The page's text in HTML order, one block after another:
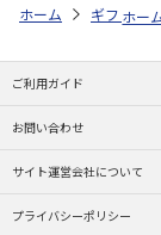
ホーム ギフトス
ホー
ご利用ガイド
お問い合わせ
サイト運営会社について
プライバシーポリシー